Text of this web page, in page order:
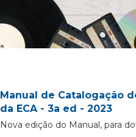
Manual de Catalogação
da ECA - 3a ed - 2023
Nova edição do Manual, para